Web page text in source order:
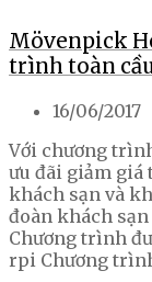
Mövenpick
trình toàn
16/06/2017
Với chương
ưu đãi giảm giá
khách sạn và
đoàn khách
Chương trình
rpi Chương